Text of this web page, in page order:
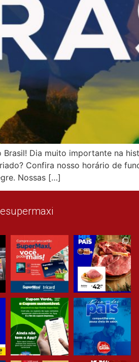
Dia muito importante na
Confira nosso horário de
Nossas […]